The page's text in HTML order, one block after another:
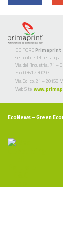
EDITORE Primaprint
sostenibile della stampa
Via dell’Industria, 71 –
Fax 0761 270097
Via Colico, 21 – 20158
Web Site:
EcoNews– Green